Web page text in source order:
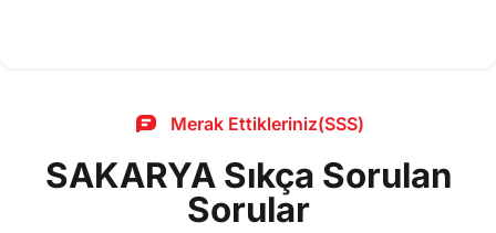
Merak Ettikleriniz(SSS)
SAKARYA Sıkça Sorulan
Sorular